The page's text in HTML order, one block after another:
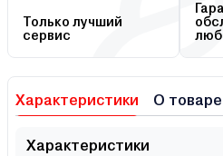
Только лучший
сервис
Характеристики О товаре
Характеристики